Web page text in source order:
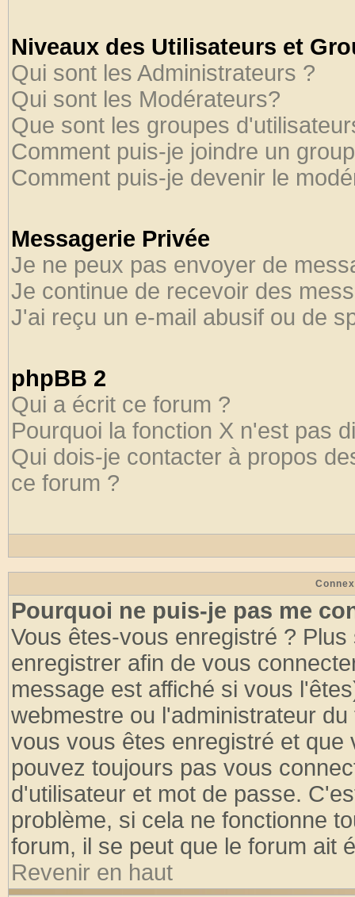
Niveaux des Utilisateurs et
Qui sont les Administrateurs ?
Qui sont les Modérateurs?
Que sont les groupes
Comment puis-je joindre un
Comment puis-je devenir le
Messagerie Privée
Je ne peux pas envoyer de
Je continue de recevoir des
J'ai reçu un e-mail abusif ou de
phpBB 2
Qui a écrit ce forum ?
Pourquoi la fonction X n'est pas
Qui dois-je contacter à propos
ce forum ?
Pourquoi ne puis-je pas me
Vous êtes-vous enregistré ?
enregistrer afin de vous
message est affiché si vous
webmestre ou l'administrateur
vous vous êtes enregistré et
pouvez toujours pas vous
d'utilisateur et mot de passe.
problème, si cela ne fonctionne
forum, il se peut que le forum ait
Revenir en haut